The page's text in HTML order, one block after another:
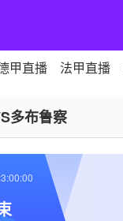
甲直播 法甲直播
多布鲁察